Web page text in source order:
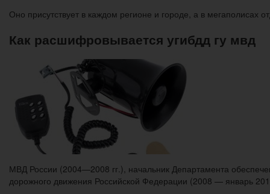
Оно присутствует в каждом регионе и городе, а в мегаполисах
Как расшифровывается угибдд гу мвд
МВД России (2004—2008 гг.), начальник Департамента
дорожного движения Российской Федерации (2008 — январь